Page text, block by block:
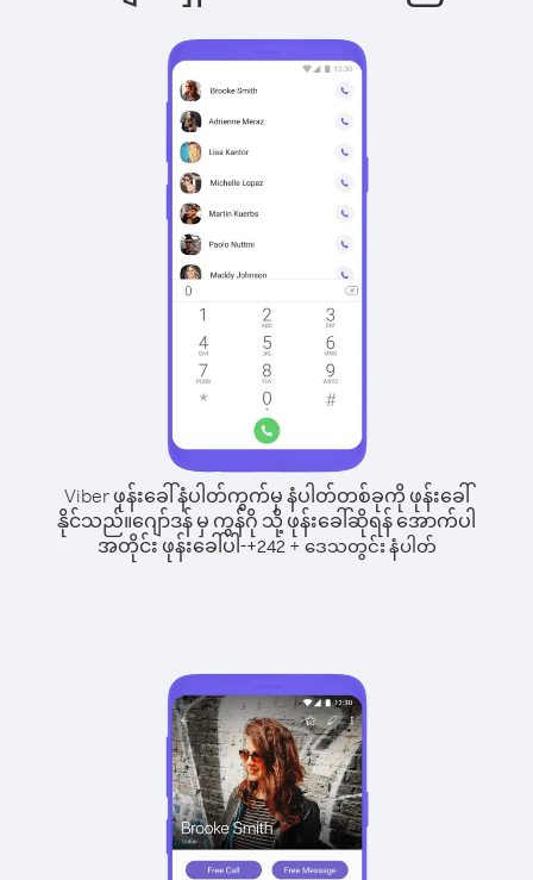
Viber ဖုန်းခေါ်နံပါတ်ကွက်မှ နံပါတ်တစ်ခုကို ဖုန်းခေါ်
နိုင်သည်။ဂျော်ဒန် မှ ကွန်ဂို သို့ ဖုန်းခေါ်ဆိုရန် အောက်ပါ
အတိုင်း ဖုန်းခေါ်ပါ-+242+ ဒေသတွင်း နံပါတ်